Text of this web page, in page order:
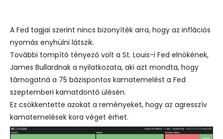
A Fed tagjai szerint nincs bizonyíték arra, hogy az inflációs
nyomás enyhülni látszik.
További tompító tényező volt a St. Louis-i Fed elnökének,
James Bullardnak a nyilatkozata, aki azt mondta, hogy
támogatná a 75 bázispontos kamatemelést a Fed
szeptemberi kamatdöntő ülésén.
Ez csökkentette azokat a reményeket, hogy az agresszív
kamatemelések kora véget érhet.